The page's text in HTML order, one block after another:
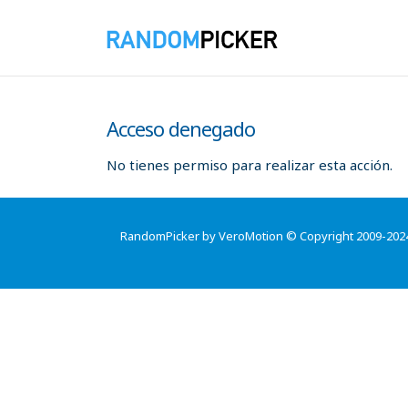
Acceso denegado
No tienes permiso para realizar esta acción.
RandomPicker by VeroMotion © Copyright 2009-